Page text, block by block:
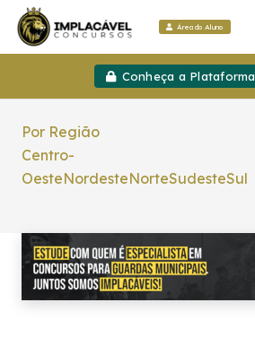
Área do Aluno
Conheça a Plataforma
Por Região
Centro-
OesteNordesteNorteSudesteSul